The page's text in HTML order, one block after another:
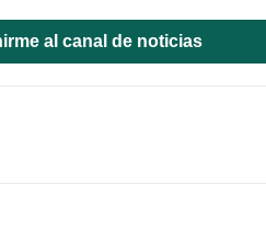
al canal de noticias